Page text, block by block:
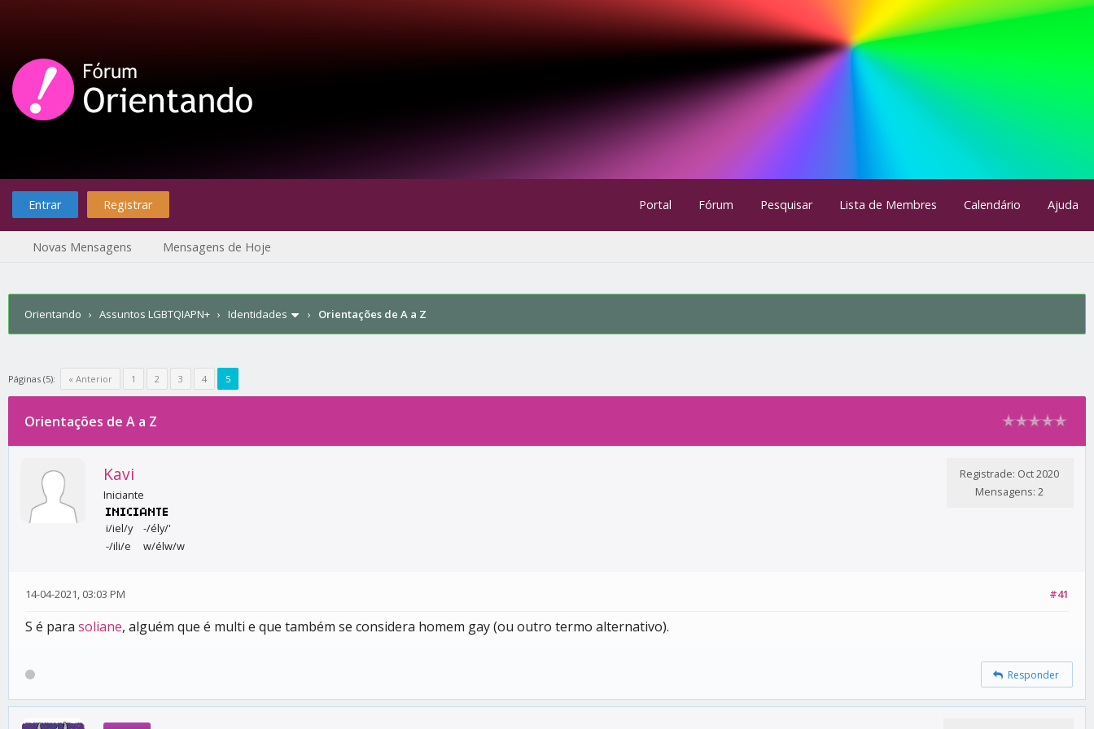
Entrar Registrar Portal Fórum Pesquisar Lista de Membres Calendário Ajuda
Novas Mensagens Mensagens de Hoje
Orientando › Assuntos LGBTQIAPN+ › Identidades › Orientações de A a Z
Páginas (5): « Anterior 1 2 3 4 5
Orientações de A a Z
Kavi
Iniciante
i/iel/y
-/ély/'
-/ili/e
w/élw/w
Registrade: Oct 2020
Mensagens: 2
#41
14-04-2021, 03:03 PM
S é para soliane, alguém que é multi e que também se considera homem gay (ou outro termo alternativo).
Responder